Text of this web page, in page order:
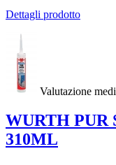
Dettagli prodotto
Valutazione
WURTH PUR
310ML